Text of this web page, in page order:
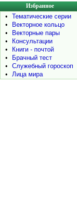
Избранное
•
Тематические серии
•
Векторное кольцо
•
Векторные пары
•
Консультации
•
Книги - почтой
•
Брачный тест
•
Служебный гороскоп
•
Лица мира